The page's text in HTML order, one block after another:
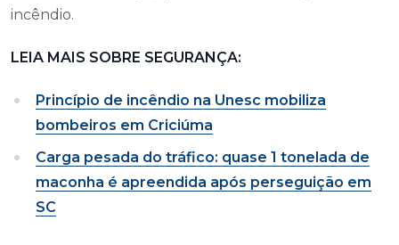
incêndio.
LEIA MAIS SOBRE SEGURANÇA:
Princípio de incêndio na Unesc mobiliza
bombeiros em Criciúma
Carga pesada do tráfico: quase 1 tonelada de
maconha é apreendida após perseguição em
SC